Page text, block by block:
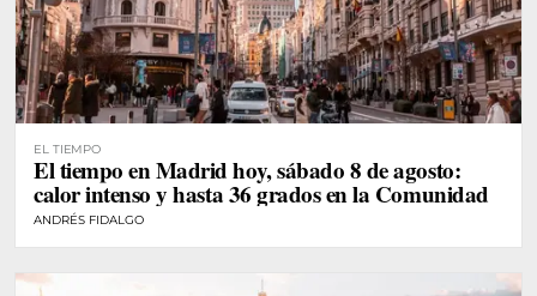
EL TIEMPO
El tiempo en Madrid hoy, sábado 8 de agosto:
calor intenso y hasta 36 grados en la Comunidad
ANDRÉS FIDALGO